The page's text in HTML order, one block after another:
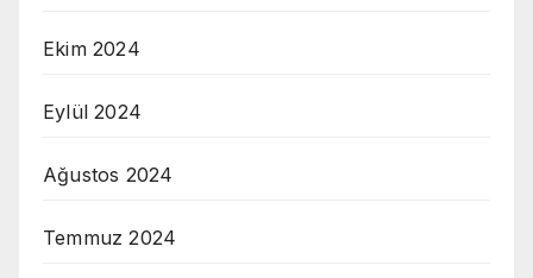
Ekim 2024
Eylül 2024
Ağustos 2024
Temmuz 2024